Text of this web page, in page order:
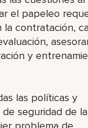
el papeleo
la contratación,
y
las políticas y
seguridad de
problema de